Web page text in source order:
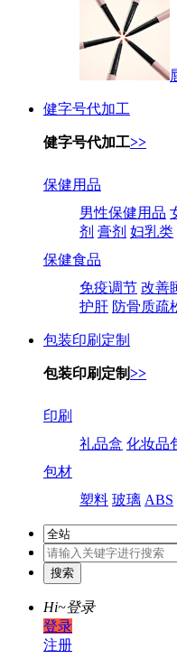
健字号代加工
健字号代加工>>
保健用品
男性保健用品
剂 膏剂 妇乳类
保健食品
免疫调节 改善
护肝 防骨质疏
包装印刷定制
包装印刷定制>>
印刷
礼品盒 化妆品
包材
塑料 玻璃 ABS
Hi~登录
登录
注册